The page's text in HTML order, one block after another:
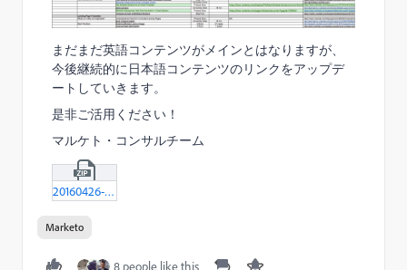
まだまだ英語コンテンツがメインとはなりますが、
今後継続的に日本語コンテンツのリンクをアップデ
ートしていきます。
是非ご活用ください！
マルケト・コンサルチーム
20160426-2_Template---Marketo-Success-Plan-JPN-htm.zip
Marketo
8 people like this